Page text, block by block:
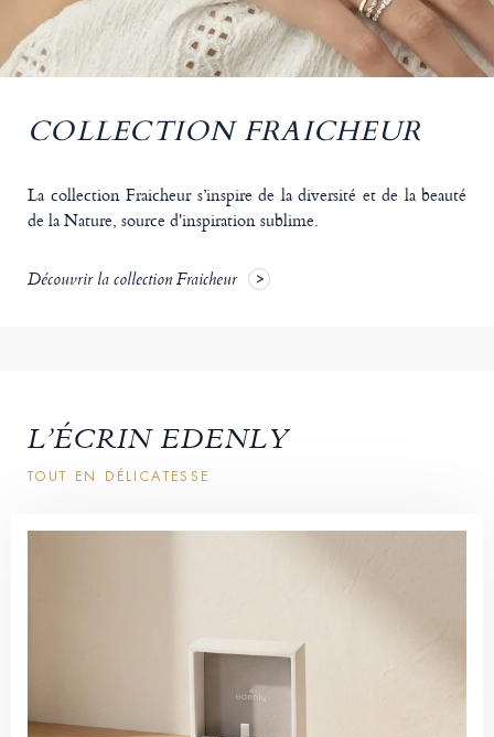
COLLECTION FRAICHEUR
La collection Fraicheur s’inspire de la diversité et de la beauté
de la Nature, source d'inspiration sublime.
Découvrir la collection Fraicheur
L’ÉCRIN EDENLY
TOUT EN DÉLICATESSE